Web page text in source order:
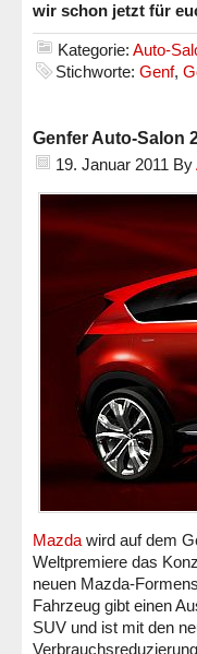
wir schon jetzt für
Kategorie: Auto-
Stichworte: Genf,
Genfer Auto-Salon
19. Januar 2011 By
Mazda wird auf dem
Weltpremiere das
neuen Mazda-
Fahrzeug gibt einen
SUV und ist mit den